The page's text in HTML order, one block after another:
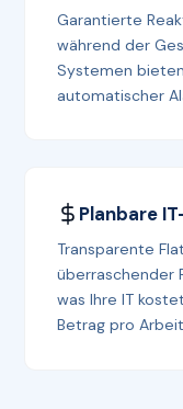
Garantierte
während der
Systemen
automatischer
Planbare
Transparente
überraschender
was Ihre IT
Betrag pro